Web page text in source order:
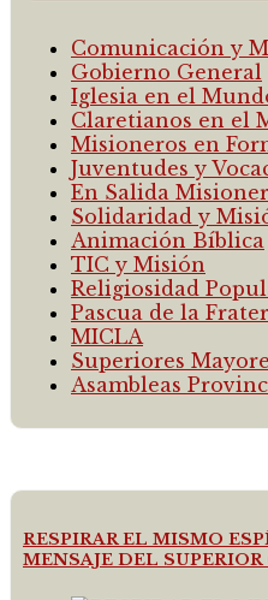
Comunicación y
Gobierno General
Iglesia en el
Claretianos en el
Misioneros en
Juventudes y
En Salida
Solidaridad y
Animación Bíblica
TIC y Misión
Religiosidad
Pascua de la
MICLA
Superiores
Asambleas
RESPIRAR EL MISMO
MENSAJE DEL SUPERIOR